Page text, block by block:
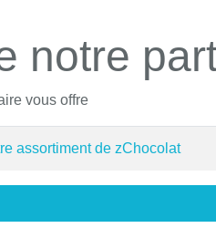
notre
vous offre
assortiment de zChocolat